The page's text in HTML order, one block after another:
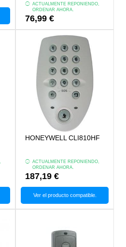
ACTUALMENTE REPONIENDO,
ORDENAR AHORA.
76,99 €
HONEYWELL CLI810HF
ACTUALMENTE REPONIENDO,
ORDENAR AHORA.
187,19 €
Ver el producto compatible.